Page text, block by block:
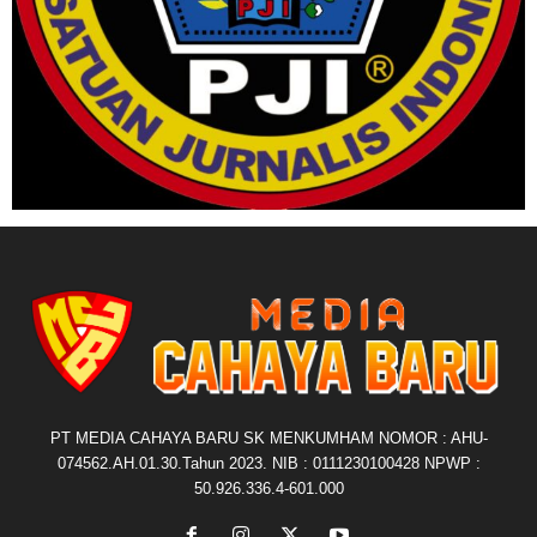
PT MEDIA CAHAYA BARU SK MENKUMHAM NOMOR : AHU-
074562.AH.01.30.Tahun 2023. NIB : 0111230100428 NPWP :
50.926.336.4-601.000